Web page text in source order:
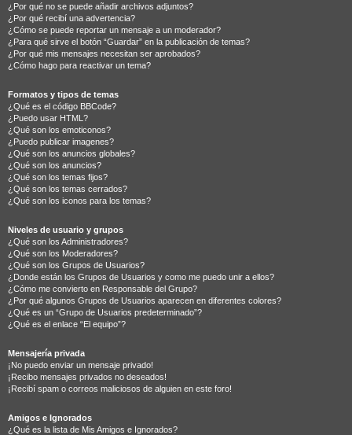
¿Por qué no se puede añadir archivos adjuntos?
¿Por qué recibí una advertencia?
¿Cómo se puede reportar un mensaje a un moderador?
¿Para qué sirve el botón “Guardar” en la publicación de temas?
¿Por qué mis mensajes necesitan ser aprobados?
¿Cómo hago para reactivar un tema?
Formatos y tipos de temas
¿Qué es el código BBCode?
¿Puedo usar HTML?
¿Qué son los emoticonos?
¿Puedo publicar imagenes?
¿Qué son los anuncios globales?
¿Qué son los anuncios?
¿Qué son los temas fijos?
¿Qué son los temas cerrados?
¿Qué son los iconos para los temas?
Niveles de usuario y grupos
¿Qué son los Administradores?
¿Qué son los Moderadores?
¿Qué son los Grupos de Usuarios?
¿Donde están los Grupos de Usuarios y como me puedo unir a ellos?
¿Cómo me convierto en Responsable del Grupo?
¿Por qué algunos Grupos de Usuarios aparecen en diferentes colores?
¿Qué es un “Grupo de Usuarios predeterminado”?
¿Qué es el enlace “El equipo”?
Mensajería privada
¡No puedo enviar un mensaje privado!
¡Recibo mensajes privados no deseados!
¡Recibí spam o correos maliciosos de alguien en este foro!
Amigos e Ignorados
¿Qué es la lista de Mis Amigos e Ignorados?